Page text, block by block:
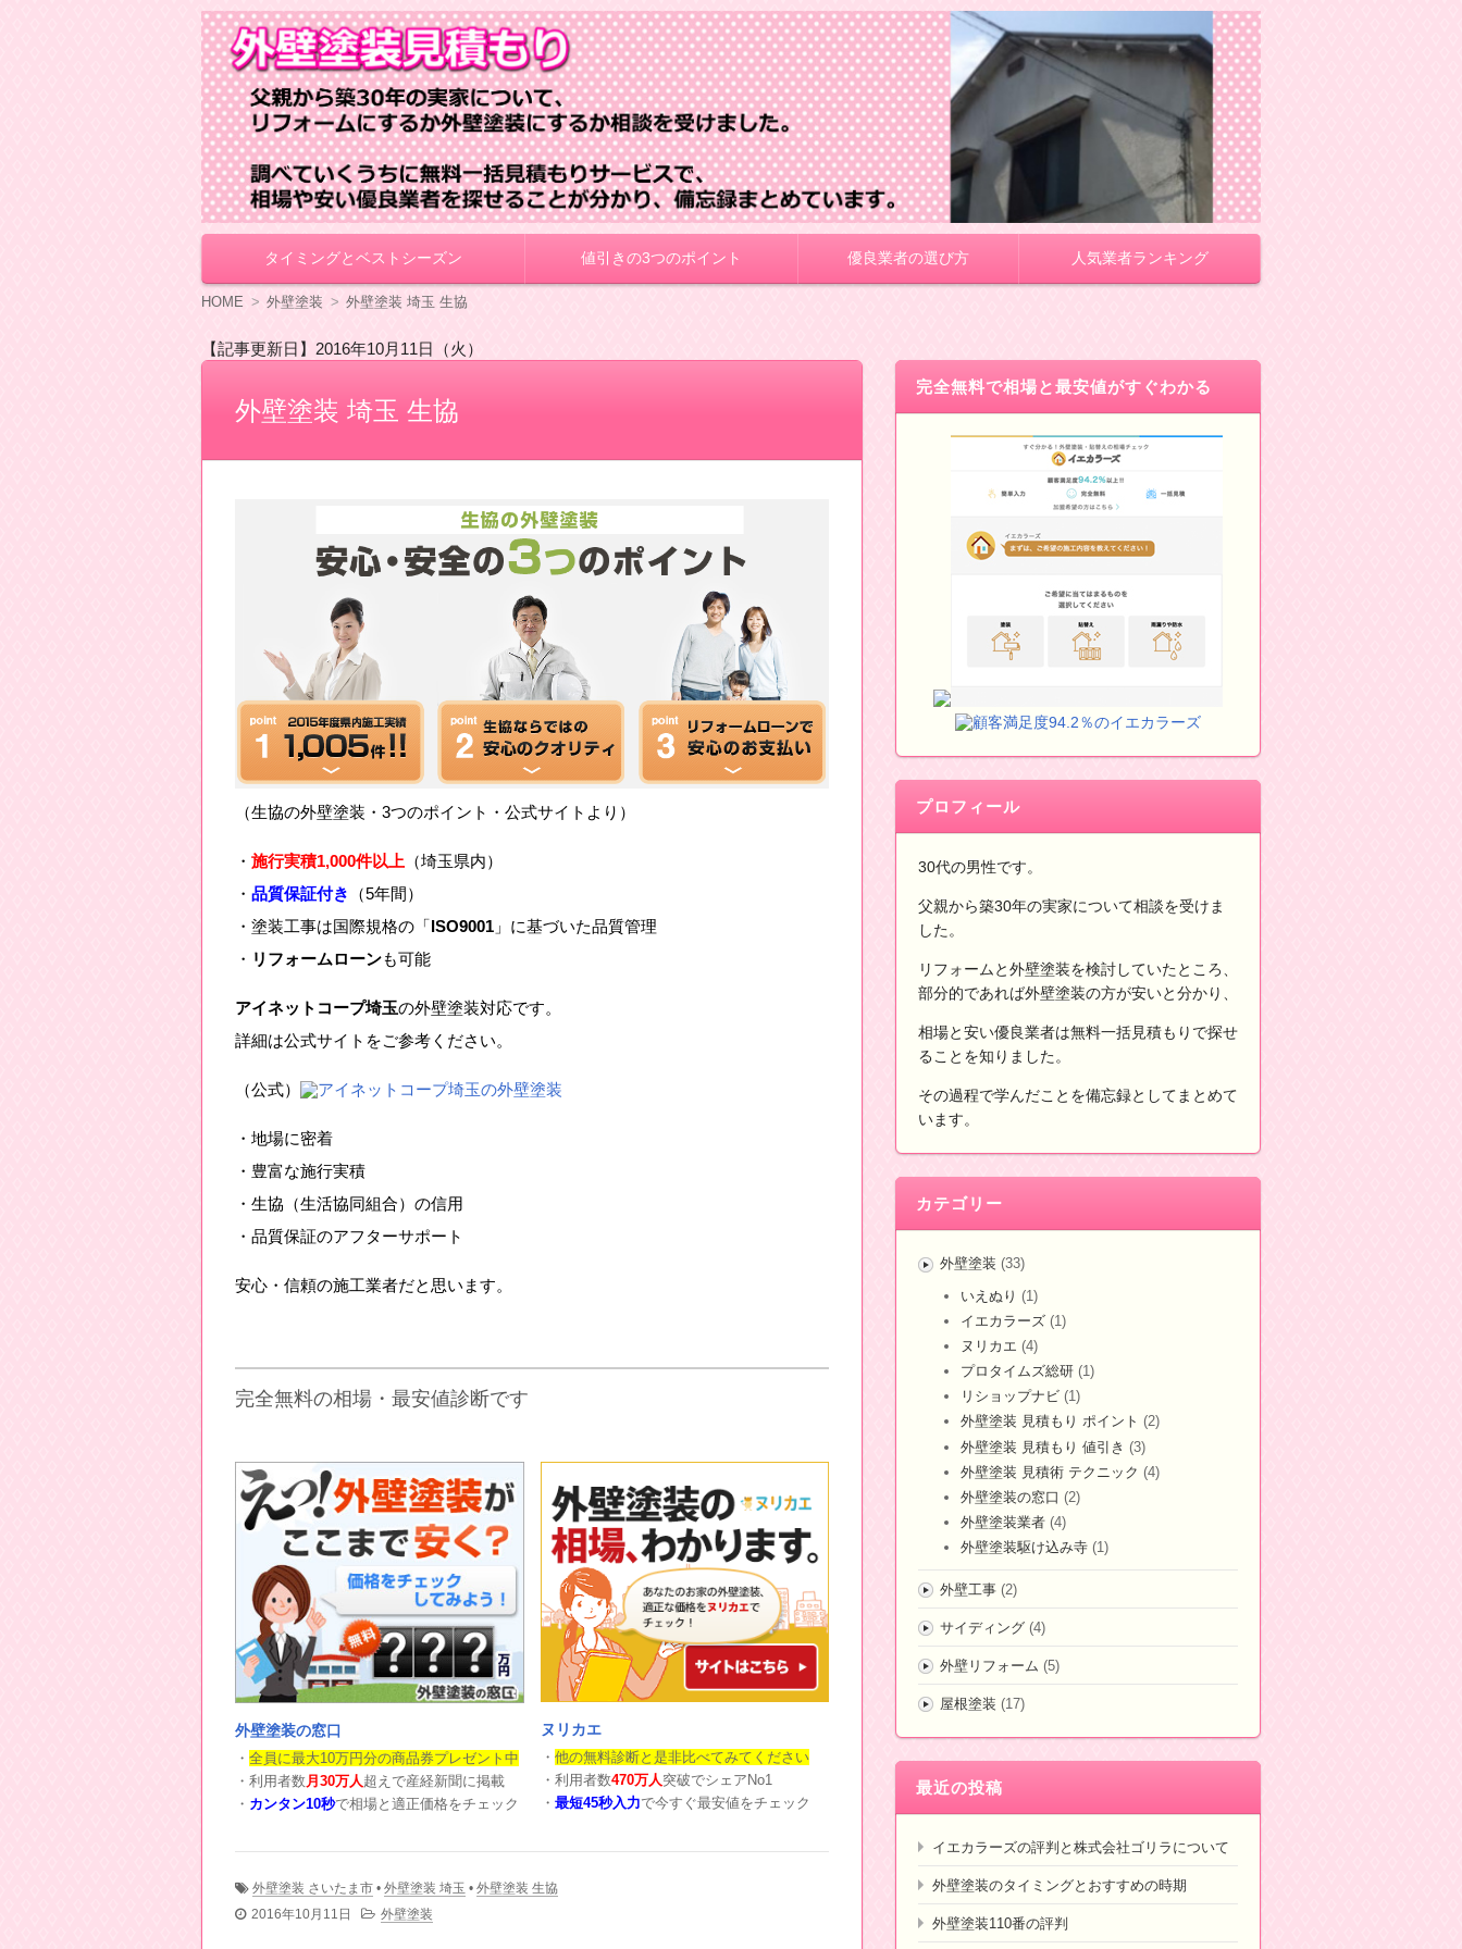
外壁塗装見積もり
ン
テ
ツ
へ
動
タイミングとベストシーズン 値引きの3つのポイント 優良業者の選び方 人気業者ランキング
HOME 外壁塗装 外壁塗装 埼玉 生協
【記事更新日】2016年10月11日（火）
外壁塗装 埼玉 生協
（生協の外壁塗装・3つのポイント・公式サイトより）
・ 施行実積1,000件以上 （埼玉県内）
・ 品質保証付き
（5年間）
・塗装工事は国際規格の「ISO9001 」に基づいた品質管理
・ リフォームローンも可能
アイネットコープ埼玉の外壁塗装対応です。
詳細は公式サイトをご参考ください。
（公式） アイネットコープ埼玉の外壁塗装
・地場に密着
・豊富な施行実積
・生協（生活協同組合）の信用
・品質保証のアフターサポート
安心・信頼の施工業者だと思います。
完全無料の相場・最安値診断です
外壁塗装の窓口
・ 全員に最大10万円分の商品券プレゼント中
・利用者数 月30万人 超えで産経新聞に掲載
・ カンタン10秒で相場と適正価格をチェック
ヌリカエ
・ 他の無料診断と是非比べてみてください
・利用者数470万人突破でシェアNo1
・ 最短45秒入力で今すぐ最安値をチェック
外壁塗装 さいたま市 • 外壁塗装 埼玉 • 外壁塗装 生協
2016年10月11日
外壁塗装
完全無料で相場と最安値がすぐわかる
顧客満足度94.2％のイエカラーズ
プロフィール
30代の男性です。
父親から築30年の実家について相談を受けま
した。
リフォームと外壁塗装を検討していたところ、
部分的であれば外壁塗装の方が安いと分かり、
相場と安い優良業者は無料一括見積もりで探せ
ることを知りました。
その過程で学んだことを備忘録としてまとめて
います。
カテゴリー
外壁塗装 (33)
いえぬり (1)
イエカラーズ (1)
ヌリカエ (4)
プロタイムズ総研 (1)
リショップナビ (1)
外壁塗装 見積もり ポイント (2)
外壁塗装 見積もり 値引き (3)
外壁塗装 見積術 テクニック (4)
外壁塗装の窓口 (2)
外壁塗装業者 (4)
外壁塗装駆け込み寺 (1)
外壁工事(2)
サイディング(4)
外壁リフォーム (5)
屋根塗装 (17)
最近の投稿
イエカラーズの評判と株式会社ゴリラについて
外壁塗装のタイミングとおすすめの時期
外壁塗装110番の評判